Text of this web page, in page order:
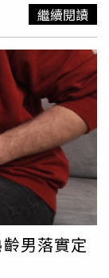
接近閉合，剩餘
醫師分析，女童
合物食品，可能
加上她經常熬夜
乏運動導致肥
，醫師指出，女
塑膠水杯，夜
爾蒙暴露，並
誘發性早熟。
以前出現乳房發
早就醫檢查。
習慣，若發現身
兒童生長發育
終成年身高。
繼續閱讀
男落實定